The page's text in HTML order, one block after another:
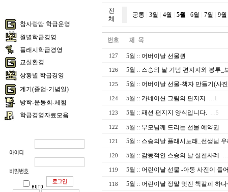
참사랑땀 학급운영
월별학급경영
플래시학급경영
교실환경
상황별 학급경영
계기(졸업-기념일)
방학-운동회-체험
학급경영자료모음
전
체
공통 3월 4월 5월 6월 7월 9월
127 5월 :: 어버이날 선물권
126 5월 :: 스승의 날 기념 편지지와 봉투_
125 5월 :: 어버이날 선물-책자 만들기(사
124 5월 :: 카네이션 그림의 편지지 …1
123 5월 :: 패션 편지지 양식입니다. …5
122 5월 :: 부모님께 드리는 선물 예약권
121 5월 :: 스승의날 플래시노래_선생님
120 5월 :: 감동적인 스승의 날 실천사례
119 5월 :: 어린이날 선물 -아동 사진이 들
118 5월 :: 어린이날 정말 멋진 책갈피 하